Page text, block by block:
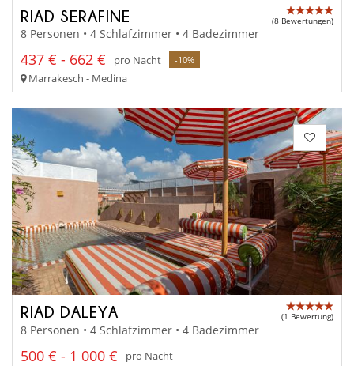
RIAD SERAFINE (8 Bewertungen)
8 Personen • 4 Schlafzimmer • 4 Badezimmer
437 € - 662 € pro Nacht -10%
Marrakesch - Medina
RIAD DALEYA (1 Bewertung)
8 Personen • 4 Schlafzimmer • 4 Badezimmer
500 € - 1 000 €
pro Nacht